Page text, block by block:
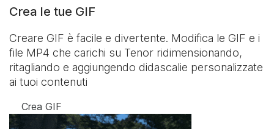
Crea le tue GIF
Creare GIF è facile e divertente. Modifica le GIF e i
file MP4 che carichi su Tenor ridimensionando,
ritagliando e aggiungendo didascalie personalizzate
ai tuoi contenuti
Crea GIF